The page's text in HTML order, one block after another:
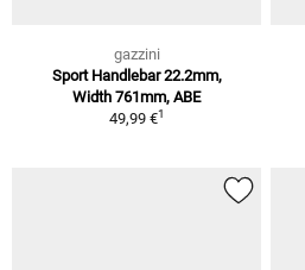
gazzini
Sport Handlebar 22.2mm,
Width 761mm, ABE
49,99 €1